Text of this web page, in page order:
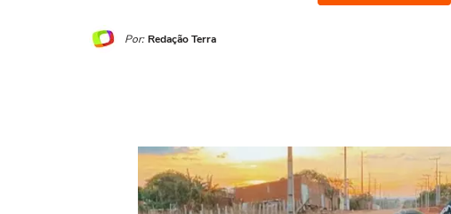
Por: Redação Terra